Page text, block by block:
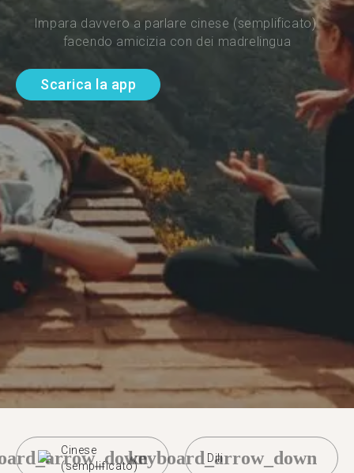
Impara davvero a parlare cinese (semplificato)
facendo amicizia con dei madrelingua
Scarica la app
Cinese
(semplificato)
Dili
keyboard_arrow_down